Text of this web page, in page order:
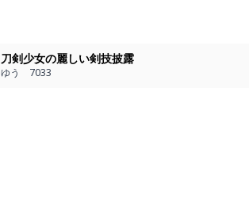
刀剣少女の麗しい剣技披露
ゆう 7033